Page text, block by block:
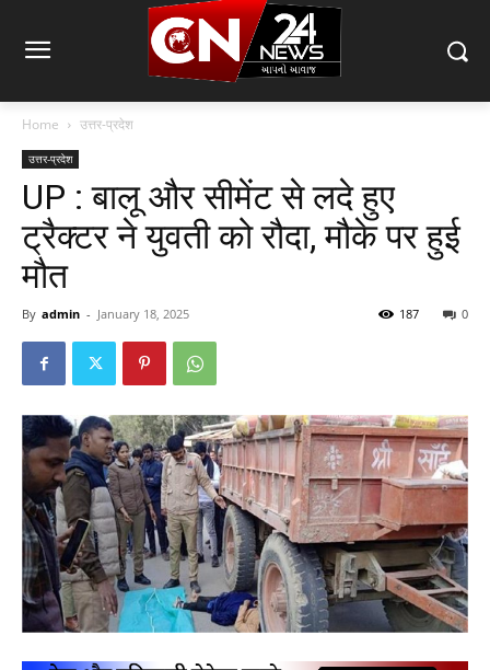
Home उत्तर-प्रदेश
उत्तर-प्रदेश
UP : बालू और सीमेंट से लदे हुए
ट्रैक्टर ने युवती को रौदा, मौके पर हुई
मौत
By admin - January 18, 2025 0
187